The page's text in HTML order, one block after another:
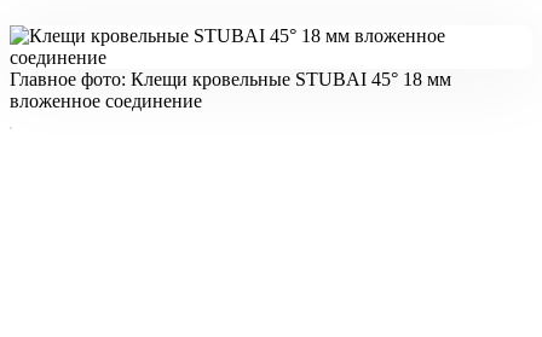
Главное фото: Клещи кровельные STUBAI 45° 18 мм
вложенное соединение